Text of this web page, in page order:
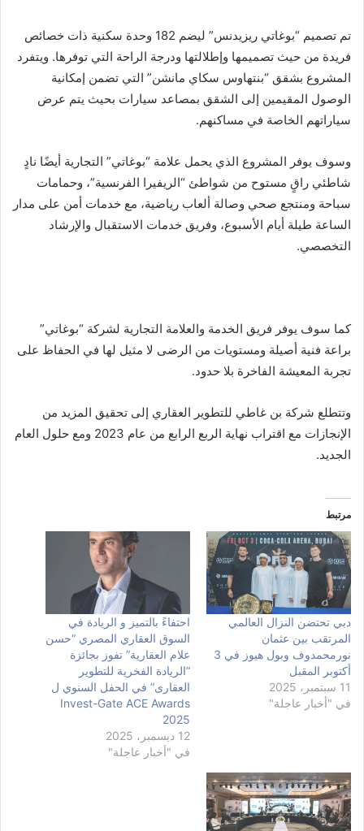
تم تصميم “بوغاتي ريزيدنس” ليضم 182 وحدة سكنية ذات خصائص
فريدة من حيث تصميمها وإطلالتها ودرجة الراحة التي توفرها. ويتفرد
المشروع بشقق “بنتهاوس سكاي مانشن” التي تضمن إمكانية
الوصول المقيمين إلى الشقق بمصاعد سيارات بحيث يتم عرض
سياراتهم الخاصة في مساكنهم.
وسوف يوفر المشروع الذي يحمل علامة “بوغاتي” التجارية أيضًا نادٍ
شاطئي راقٍ مستوح من شواطئ “الريفيرا الفرنسية”، وحمامات
سباحة ومنتجع صحي وصالة ألعاب رياضية، مع خدمات أمن على مدار
الساعة طيلة أيام الأسبوع، وفريق خدمات الاستقبال والإرشاد
التخصصي.
كما سوف يوفر فريق الخدمة والعلامة التجارية لشركة “بوغاتي”
براعة فنية أصيلة ومستويات من الرضى لا مثيل لها في الحفاظ على
تجربة المعيشة الفاخرة بلا حدود.
وتتطلع شركة بن غاطي للتطوير العقاري إلى تحقيق المزيد من
الإنجازات مع اقتراب نهاية الربع الرابع من عام 2023 ومع حلول العام
الجديد.
مرتبط
دبي تحتضن النزال العالمي
المرتقب بين عثمان
نورمحمدوف وبول هيوز في 3
أكتوبر المقبل
11 سبتمبر، 2025
في "أخبار عاجلة"
احتفاءً بالتميز و الريادة في
السوق العقاري المصري “حسن
علام العقارية” تفوز بجائزة
“الريادة الفخرية للتطوير
العقارى” في الحفل السنوي ل
Invest-Gate ACE Awards
2025
12 ديسمبر، 2025
في "أخبار عاجلة"